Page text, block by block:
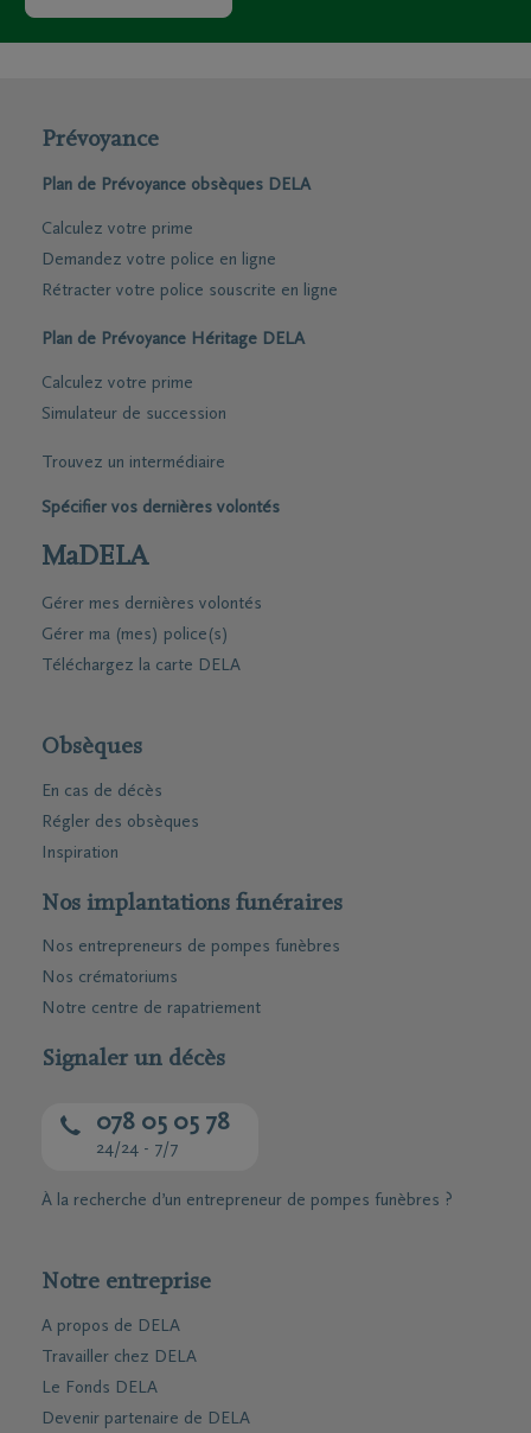
Prévoyance
Plan de Prévoyance obsèques DELA
Calculez votre prime
Demandez votre police en ligne
Rétracter votre police souscrite en ligne
Plan de Prévoyance Héritage DELA
Calculez votre prime
Simulateur de succession
Trouvez un intermédiaire
Spécifier vos dernières volontés
MaDELA
Gérer mes dernières volontés
Gérer ma (mes) police(s)
Téléchargez la carte DELA
Obsèques
En cas de décès
Régler des obsèques
Inspiration
Nos implantations funéraires
Nos entrepreneurs de pompes funèbres
Nos crématoriums
Notre centre de rapatriement
Signaler un décès
078 05 05 78
24/24 - 7/7
À la recherche d’un entrepreneur de pompes funèbres ?
Notre entreprise
A propos de DELA
Travailler chez DELA
Le Fonds DELA
Devenir partenaire de DELA